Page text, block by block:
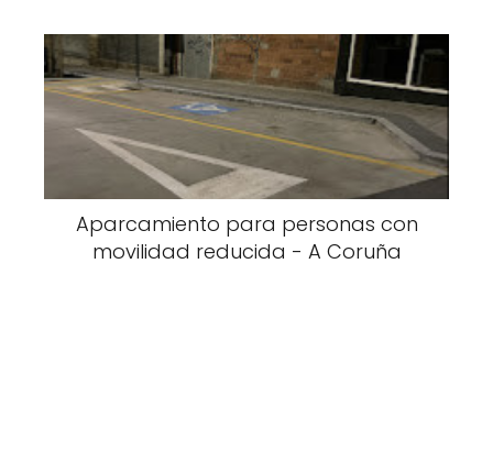
Aparcamiento para personas con
movilidad reducida - A Coruña